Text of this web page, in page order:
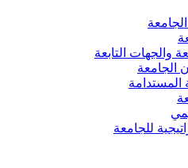
والجهات التابعة
الجامعة
المستدامة
للجامعة